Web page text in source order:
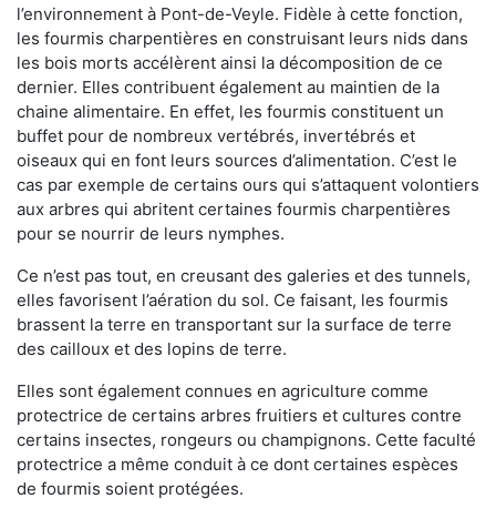
l’environnement à Pont-de-Veyle. Fidèle à cette fonction,
les fourmis charpentières en construisant leurs nids dans
les bois morts accélèrent ainsi la décomposition de ce
dernier. Elles contribuent également au maintien de la
chaine alimentaire. En effet, les fourmis constituent un
buffet pour de nombreux vertébrés, invertébrés et
oiseaux qui en font leurs sources d’alimentation. C’est le
cas par exemple de certains ours qui s’attaquent volontiers
aux arbres qui abritent certaines fourmis charpentières
pour se nourrir de leurs nymphes.
Ce n’est pas tout, en creusant des galeries et des tunnels,
elles favorisent l’aération du sol. Ce faisant, les fourmis
brassent la terre en transportant sur la surface de terre
des cailloux et des lopins de terre.
Elles sont également connues en agriculture comme
protectrice de certains arbres fruitiers et cultures contre
certains insectes, rongeurs ou champignons. Cette faculté
protectrice a même conduit à ce dont certaines espèces
de fourmis soient protégées.